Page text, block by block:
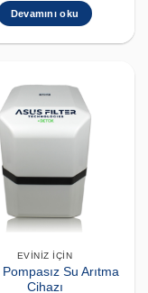
Devamını oku
EVINIZ İÇIN
Su Arıtma
Cihazı